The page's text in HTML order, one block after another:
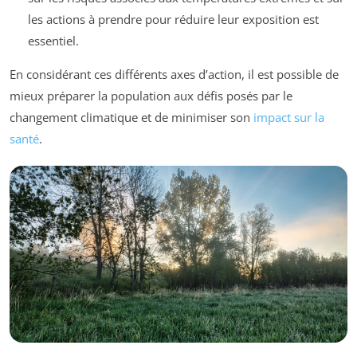
les actions à prendre pour réduire leur exposition est
essentiel.
En considérant ces différents axes d’action, il est possible de
mieux préparer la population aux défis posés par le
changement climatique et de minimiser son impact sur la
santé.